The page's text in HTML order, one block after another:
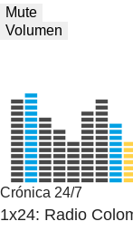
Mute
Volumen
Crónica 24/7
1x24: Radio